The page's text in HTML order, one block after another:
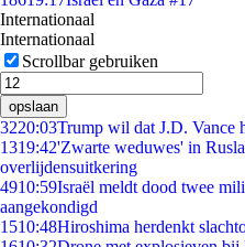
Internationaal
Internationaal
Scrollbar gebruiken
opslaan
3220:03Trump wil dat J.D. Vance
1319:42'Zwarte weduwes' in
overlijdensuitkering
4910:59Israël meldt dood twee
aangekondigd
1510:48Hiroshima herdenkt